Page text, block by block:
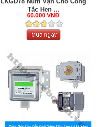
Tắc Hẹn ...
60.000 VNĐ